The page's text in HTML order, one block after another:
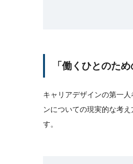
「働くひとのた
キャリアデザインの第一
ンについての現実的な考
す。